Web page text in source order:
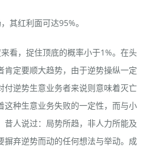
其红利面可达95%。
看，捉住顶底的概率小于1%。在头
肯定要顺大趋势，由于逆势操纵一定
付逆势生意业务者来说则意味着灭亡
这种生意业务失败的一定性，而与小
昔人说过：局势所趋，非人力所能及
摒弃逆势而动的任何想法与举动。成